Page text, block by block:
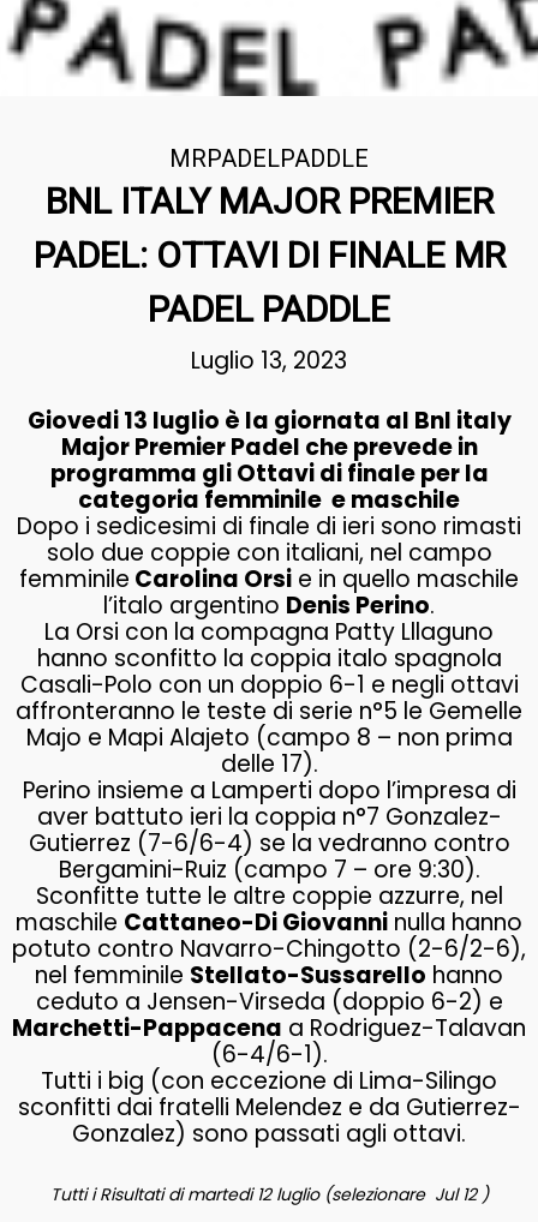
MRPADELPADDLE
BNL ITALY MAJOR PREMIER
PADEL: OTTAVI DI FINALE MR
PADEL PADDLE
Luglio 13, 2023
Giovedi 13 luglio è la giornata al Bnl italy
Major Premier Padel che prevede in
programma gli Ottavi di finale per la
categoria femminile e maschile
Dopo i sedicesimi di finale di ieri sono rimasti
solo due coppie con italiani, nel campo
femminile Carolina Orsi e in quello maschile
l’italo argentino Denis Perino.
La Orsi con la compagna Patty Lllaguno
hanno sconfitto la coppia italo spagnola
Casali-Polo con un doppio 6-1 e negli ottavi
affronteranno le teste di serie n°5 le Gemelle
Majo e Mapi Alajeto (campo 8 – non prima
delle 17).
Perino insieme a Lamperti dopo l’impresa di
aver battuto ieri la coppia n°7 Gonzalez-
Gutierrez (7-6/6-4) se la vedranno contro
Bergamini-Ruiz (campo 7 – ore 9:30).
Sconfitte tutte le altre coppie azzurre, nel
maschile Cattaneo-Di Giovanni nulla hanno
potuto contro Navarro-Chingotto (2-6/2-6),
nel femminile Stellato-Sussarello hanno
ceduto a Jensen-Virseda (doppio 6-2) e
Marchetti-Pappacena a Rodriguez-Talavan
(6-4/6-1).
Tutti i big (con eccezione di Lima-Silingo
sconfitti dai fratelli Melendez e da Gutierrez-
Gonzalez) sono passati agli ottavi.
Tutti i Risultati di martedi 12 luglio (selezionare Jul 12 )